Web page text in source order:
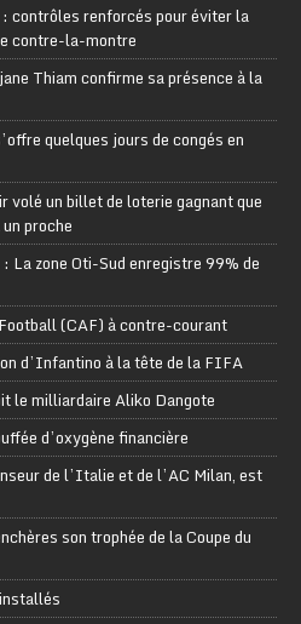
contrôles renforcés pour éviter la
contre-la-montre
Thiam confirme sa présence à la
quelques jours de congés en
volé un billet de loterie gagnant que
proche
La zone Oti-Sud enregistre 99% de
(CAF) à contre-courant
d’Infantino à la tête de la FIFA
le milliardaire Aliko Dangote
d’oxygène financière
de l’Italie et de l’AC Milan, est
son trophée de la Coupe du